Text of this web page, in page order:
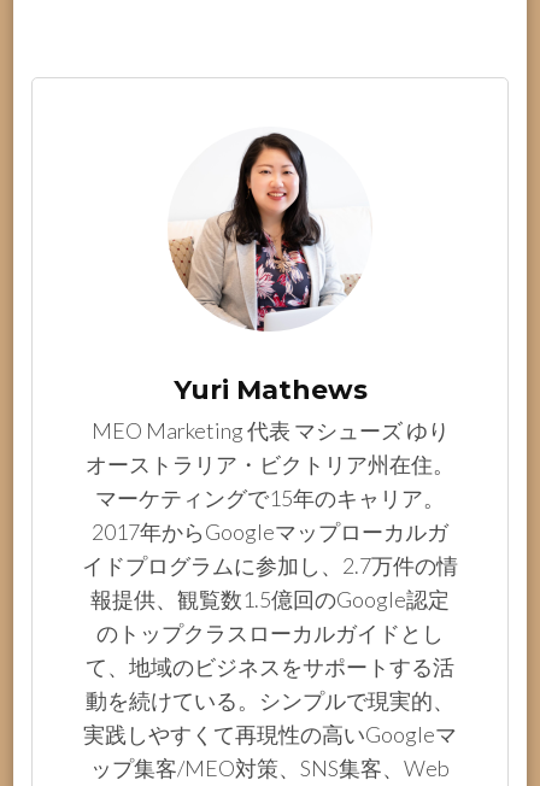
Yuri Mathews
MEO Marketing 代表 マシューズ ゆり
オーストラリア・ビクトリア州在住。
マーケティングで15年のキャリア。
2017年からGoogleマップローカルガ
イドプログラムに参加し、2.7万件の情
報提供、観覧数1.5億回のGoogle認定
のトップクラスローカルガイドとし
て、地域のビジネスをサポートする活
動を続けている。シンプルで現実的、
実践しやすくて再現性の高いGoogleマ
ップ集客/MEO対策、SNS集客、Web